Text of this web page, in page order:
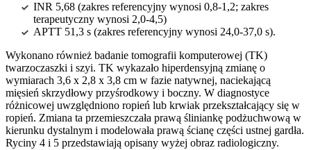
INR 5,68 (zakres referencyjny wynosi 0,8-1,2; zakres
terapeutyczny wynosi 2,0-4,5)
APTT 51,3 s (zakres referencyjny wynosi 24,0-37,0 s).
Wykonano również badanie tomografii komputerowej (TK)
twarzoczaszki i szyi. TK wykazało hiperdensyjną zmianę o
wymiarach 3,6 x 2,8 x 3,8 cm w fazie natywnej, naciekającą
mięsień skrzydłowy przyśrodkowy i boczny. W diagnostyce
różnicowej uwzględniono ropień lub krwiak przekształcający się w
ropień. Zmiana ta przemieszczała prawą śliniankę podżuchwową w
kierunku dystalnym i modelowała prawą ścianę części ustnej gardła.
Ryciny 4 i 5 przedstawiają opisany wyżej obraz radiologiczny.